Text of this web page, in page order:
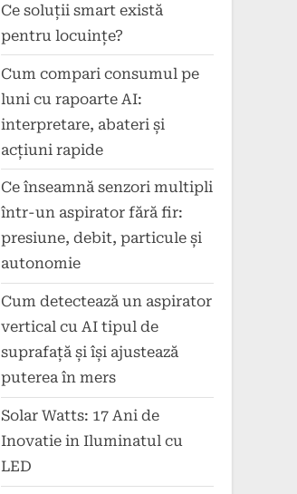
Ce soluții smart există
pentru locuințe?
Cum compari consumul pe
luni cu rapoarte AI:
interpretare, abateri și
acțiuni rapide
Ce înseamnă senzori multipli
într-un aspirator fără fir:
presiune, debit, particule și
autonomie
Cum detectează un aspirator
vertical cu AI tipul de
suprafață și își ajustează
puterea în mers
Solar Watts: 17 Ani de
Inovatie in Iluminatul cu
LED